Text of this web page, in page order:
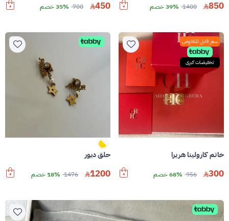
850
1400 39% خصم 450
700 35% خصم
سعر قابل للتفاوض
تخفيضات كبرى
خاتم كارولينا هريرا
300
956 68% خصم
حلق ديور
1200
1476 18% خصم